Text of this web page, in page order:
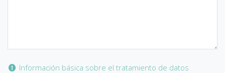
Información básica sobre el tratamiento de datos